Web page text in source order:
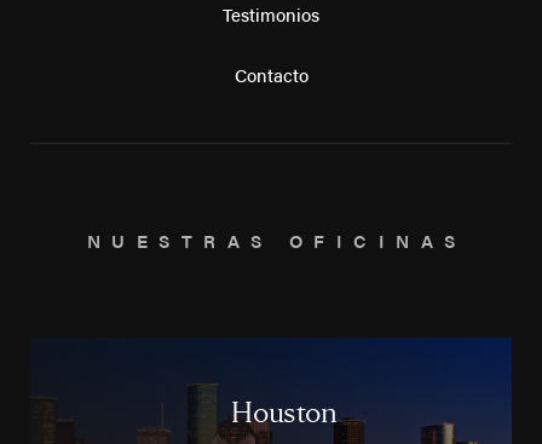
Testimonios
Contacto
NUESTRAS OFICINAS
Houston